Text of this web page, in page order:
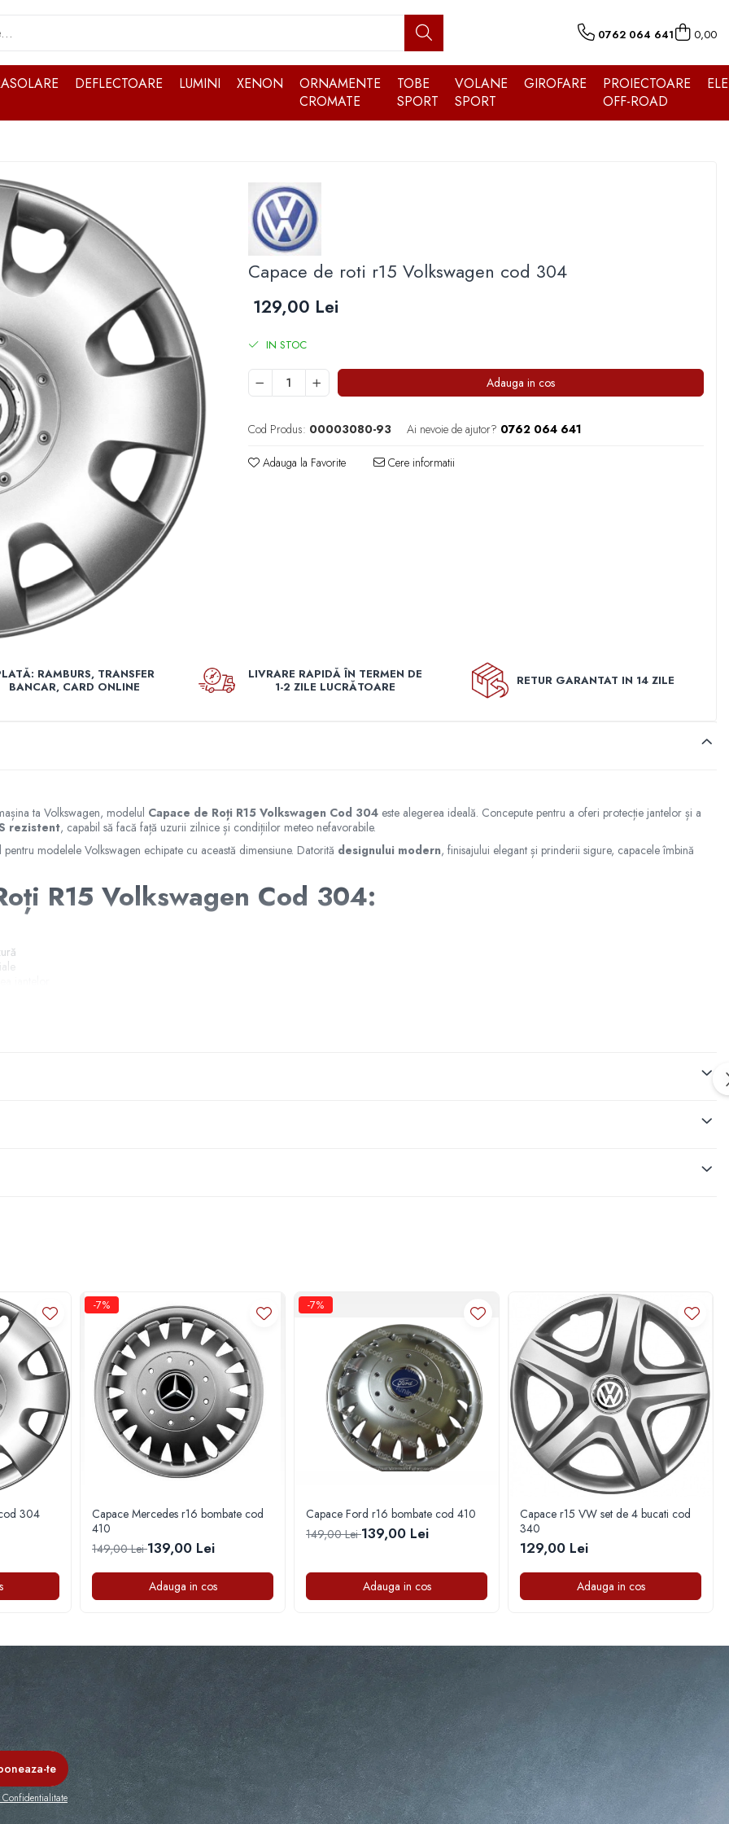
0762 064 641 0,00
DEFLECTOARE LUMINI XENON
ORNAMENTE
CROMATE
TOBE
SPORT
VOLANE
SPORT
GIROFARE
PROIECTOARE
OFF-ROAD
Capace de roti r15 Volkswagen cod 304
129,00 Lei
IN STOC
Adauga in cos
Cod Produs: 00003080-93 Ai nevoie de ajutor? 0762 064 641
Adauga la Favorite Cere informatii
RAMBURS, TRANSFER
BANCAR, CARD ONLINE
LIVRARE RAPIDĂ ÎN TERMEN DE
1-2 ZILE LUCRĂTOARE
RETUR GARANTAT IN 14 ZILE
ta Volkswagen, modelul Capace de Roți R15 Volkswagen Cod 304 este alegerea ideală. Concepute pentru a oferi protecție jantelor și a
rezistent, capabil să facă față uzurii zilnice și condițiilor meteo nefavorabile.
modelele Volkswagen echipate cu această dimensiune. Datorită designului modern, finisajului elegant și prinderii sigure, capacele îmbină
R15 Volkswagen Cod 304:
304
-7%
Capace Mercedes r16 bombate cod
410
149,00 Lei139,00 Lei
Adauga in cos
-7%
Capace Ford r16 bombate cod 410
149,00 Lei139,00 Lei
Adauga in cos
Capace r15 VW set de 4 bucati cod
340
129,00 Lei
Adauga in cos